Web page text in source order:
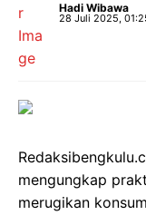
Hadi Wibawa
28 Juli 2025,
mengungkap
merugikan